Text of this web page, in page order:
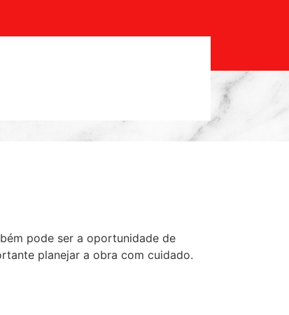
pode ser a oportunidade de
planejar a obra com cuidado.